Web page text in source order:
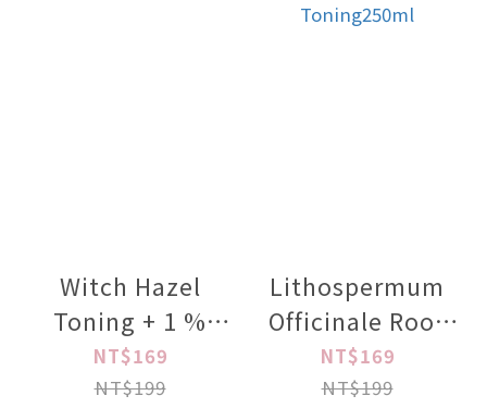
Witch Hazel
Toning + 1 %
Mandelic Acid
250ml
NT$169
NT$199
Lithospermum
Officinale Root
Extract
Toning250ml
NT$169
NT$199